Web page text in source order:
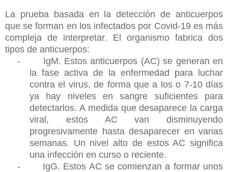
La prueba basada en la detección de anticuerpos
que se forman en los infectados por Covid-19 es más
compleja de interpretar. El organismo fabrica dos
tipos de anticuerpos:
-
IgM. Estos anticuerpos (AC) se generan en
la fase activa de la enfermedad para luchar
contra el virus, de forma que a los o 7-10 días
ya hay niveles en sangre suficientes para
detectarlos. A medida que desaparece la carga
viral, estos AC van disminuyendo
progresivamente hasta desaparecer en varias
semanas. Un nivel alto de estos AC significa
una infección en curso o reciente.
-
IgG. Estos AC se comienzan a formar unos